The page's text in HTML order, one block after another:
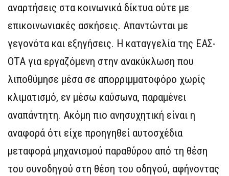
αναρτήσεις στα κοινωνικά δίκτυα ούτε με
επικοινωνιακές ασκήσεις. Απαντώνται με
γεγονότα και εξηγήσεις. Η καταγγελία της ΕΑΣ-
ΟΤΑ για εργαζόμενη στην ανακύκλωση που
λιποθύμησε μέσα σε απορριμματοφόρο χωρίς
κλιματισμό, εν μέσω καύσωνα, παραμένει
αναπάντητη. Ακόμη πιο ανησυχητική είναι η
αναφορά ότι είχε προηγηθεί αυτοσχέδια
μεταφορά μηχανισμού παραθύρου από τη θέση
του συνοδηγού στη θέση του οδηγού, αφήνοντας